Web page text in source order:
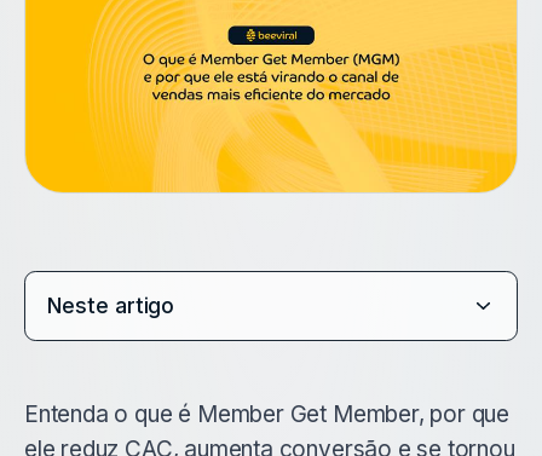
Neste artigo
Entenda o que é Member Get Member, por que
ele reduz CAC, aumenta conversão e se tornou